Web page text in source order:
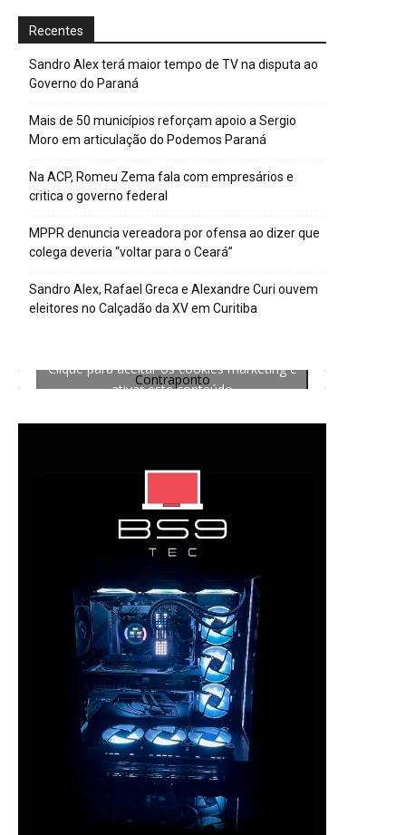
Recentes
Sandro Alex terá maior tempo de TV na disputa ao
Governo do Paraná
Mais de 50 municípios reforçam apoio a Sergio
Moro em articulação do Podemos Paraná
Na ACP, Romeu Zema fala com empresários e
critica o governo federal
MPPR denuncia vereadora por ofensa ao dizer que
colega deveria “voltar para o Ceará”
Sandro Alex, Rafael Greca e Alexandre Curi ouvem
eleitores no Calçadão da XV em Curitiba
Contraponto
Clique para aceitar os cookies marketing e
ativar este conteúdo